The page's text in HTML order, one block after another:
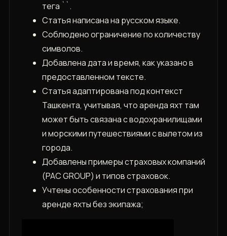
тега ``.
Статья написана на русском языке.
Соблюдено ограничение по количеству
символов.
Добавлена дата и время, как указано в
предоставленном тексте.
Статья адаптирована под контекст
Ташкента, учитывая, что аренда яхт там
может быть связана с водохранилищами
и морскими путешествиями с вылетом из
города.
Добавлены примеры страховых компаний
(PAC GROUP) и типов страховок.
Учтены особенности страхования при
аренде яхты без экипажа;